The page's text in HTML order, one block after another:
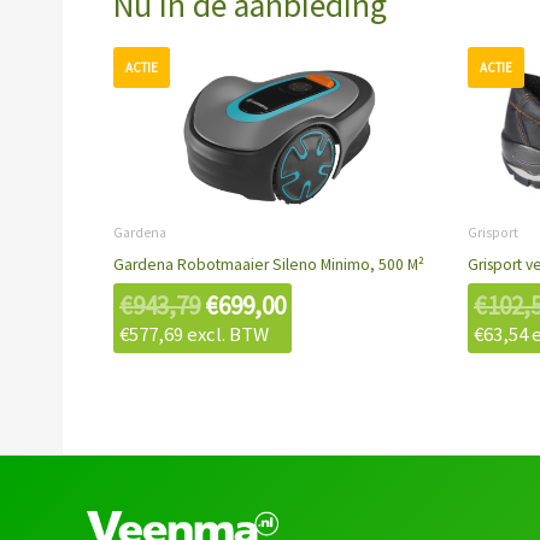
Gardena
Gardena Robotmaaier Sileno Minimo, 500 M²
€943,79
Oorspronkelijke
prijs
was:
€943,79.
€699,00
Huidige
prijs
is:
€699,00.
€577,69excl. BTW
Grisport
Grisport
€
€63,54